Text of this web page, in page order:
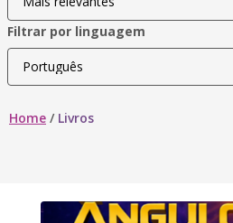
Filtrar por linguagem
Home / Livros